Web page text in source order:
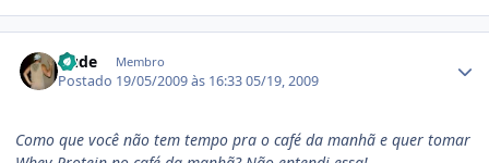
Dude Membro
Postado 19/05/2009 às 16:3305/19, 2009
Como que você não tem tempo pra o café da manhã e quer tomar